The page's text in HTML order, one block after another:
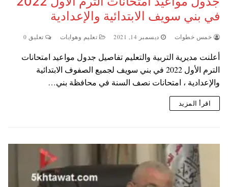
في بني سويف الابتدائية والإعدادية
خمس خطوات ديسمبر 14, 2021 تعليم وهوايات تعليق 0
أعلنت مديرية التربية والتعليم تفاصيل جدول مواعيد امتحانات
الترم الأول 2022 في بني سويف لجميع الصفوف الابتدائية
والإعدادية ، امتحانات نصف السنة في محافظة بني…
اقرأ المزيد